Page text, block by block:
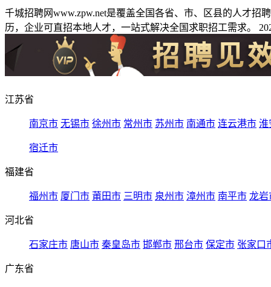
千城招聘网www.zpw.net是覆盖全国各省、市、区县的人才
历，企业可直招本地人才，一站式解决全国求职招工需求。
江苏省
南京市 无锡市 徐州市 常州市 苏州市 南通市 连云港市 淮
宿迁市
福建省
福州市 厦门市 莆田市 三明市 泉州市 漳州市 南平市 龙岩
河北省
石家庄市 唐山市 秦皇岛市 邯郸市 邢台市 保定市 张家口
广东省